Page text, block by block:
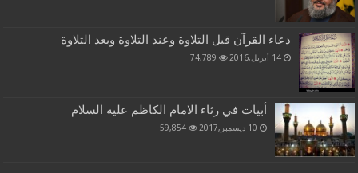
دعاء القرآن قبل التلاوة وعند التلاوة وبعد التلاوة
14 أبريل,2016 74,789
أبيات في رثاء الامام الكاظم عليه السلام
10 ديسمبر,2017 59,854